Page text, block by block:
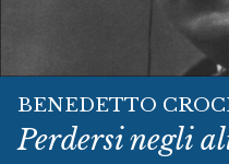
BENEDETTO
Perdersi negli